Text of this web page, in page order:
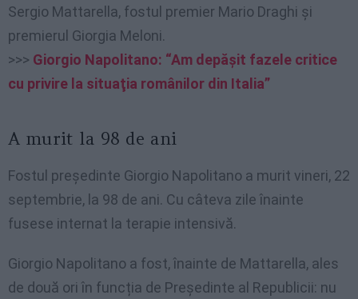
Sergio Mattarella, fostul premier Mario Draghi și
premierul Giorgia Meloni.
>>> Giorgio Napolitano: “Am depăşit fazele critice
cu privire la situaţia românilor din Italia”
A murit la 98 de ani
Fostul președinte Giorgio Napolitano a murit vineri, 22
septembrie, la 98 de ani. Cu câteva zile înainte
fusese internat la terapie intensivă.
Giorgio Napolitano a fost, înainte de Mattarella, ales
de două ori în funcția de Președinte al Republicii: nu